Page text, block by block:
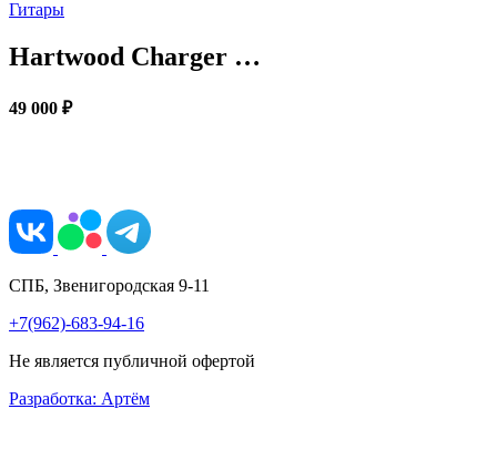
Гитары
Hartwood Charger …
49 000 ₽
СПБ, Звенигородская 9-11
+7(962)-683-94-16
Не является публичной офертой
Разработка: Артём